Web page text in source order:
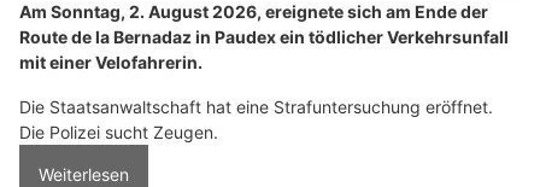
Am Sonntag, 2. August 2026, ereignete sich am Ende der
Route de la Bernadaz in Paudex ein tödlicher Verkehrsunfall
mit einer Velofahrerin.
Die Staatsanwaltschaft hat eine Strafuntersuchung eröffnet.
Die Polizei sucht Zeugen.
Weiterlesen